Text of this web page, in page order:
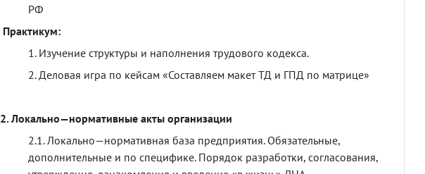
РФ
Практикум:
1.Изучение структуры и наполнения трудового кодекса.
2. Деловая игра по кейсам «Составляем макет ТД и ГПД по матрице»
2.Локально—нормативные акты организации
2.1. Локально—нормативная база предприятия. Обязательные,
дополнительные и по специфике. Порядок разработки, согласования,